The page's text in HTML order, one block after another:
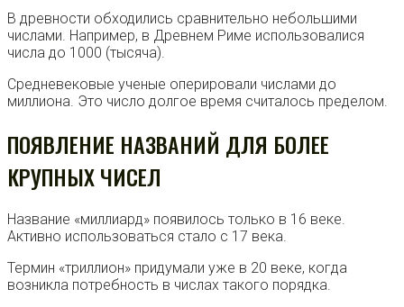
В древности обходились сравнительно небольшими
числами. Например, в Древнем Риме использовалися
числа до 1000 (тысяча).
Средневековые ученые оперировали числами до
миллиона. Это число долгое время считалось пределом.
ПОЯВЛЕНИЕ НАЗВАНИЙ ДЛЯ БОЛЕЕ
КРУПНЫХ ЧИСЕЛ
Название «миллиард» появилось только в 16 веке.
Активно использоваться стало с 17 века.
Термин «триллион» придумали уже в 20 веке, когда
возникла потребность в числах такого порядка.